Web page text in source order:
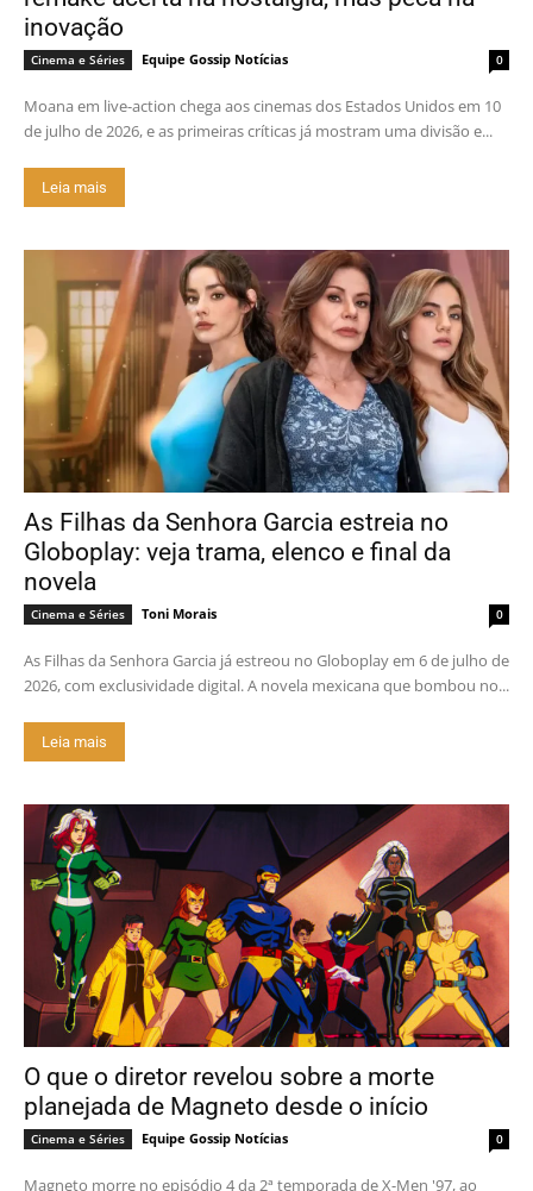
inovação
Cinema e Séries Equipe Gossip Notícias 0
Moana em live-action chega aos cinemas dos Estados Unidos em 10
de julho de 2026, e as primeiras críticas já mostram uma divisão e...
Leia mais
As Filhas da Senhora Garcia estreia no
Globoplay: veja trama, elenco e final da
novela
Cinema e Séries Toni Morais 0
As Filhas da Senhora Garcia já estreou no Globoplay em 6 de julho de
2026, com exclusividade digital. A novela mexicana que bombou no...
Leia mais
O que o diretor revelou sobre a morte
planejada de Magneto desde o início
Cinema e Séries Equipe Gossip Notícias 0
Magneto morre no episódio 4 da 2ª temporada de X-Men '97, ao